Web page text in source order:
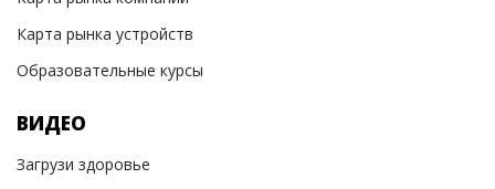
Карта рынка устройств
Образовательные курсы
ВИДЕО
Загрузи здоровье